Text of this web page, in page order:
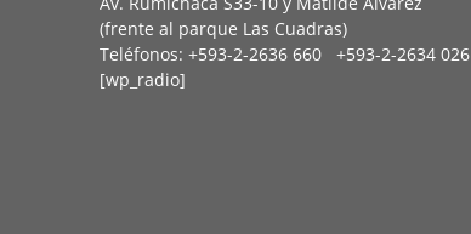
(frente al parque Las Cuadras)
Teléfonos: +593-2-2636 660 +593-2-2634 026
[wp_radio]